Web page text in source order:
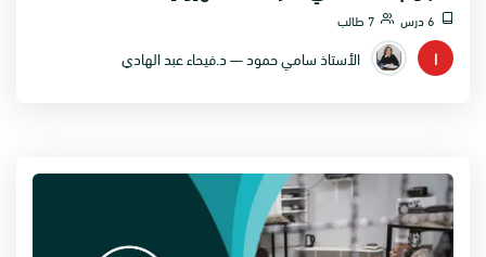
6 درس 7 طالب
ا الأستاذ سامي حمود — د.فيحاء عبد الهادي